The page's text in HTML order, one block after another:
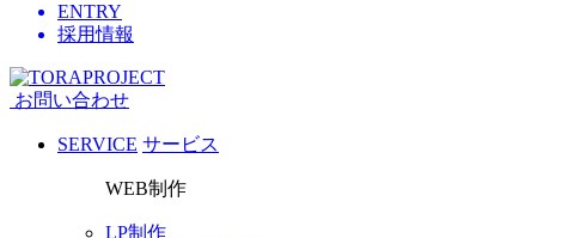
ENTRY
採用情報
お問い合わせ
SERVICE サービス
WEB制作
LP制作